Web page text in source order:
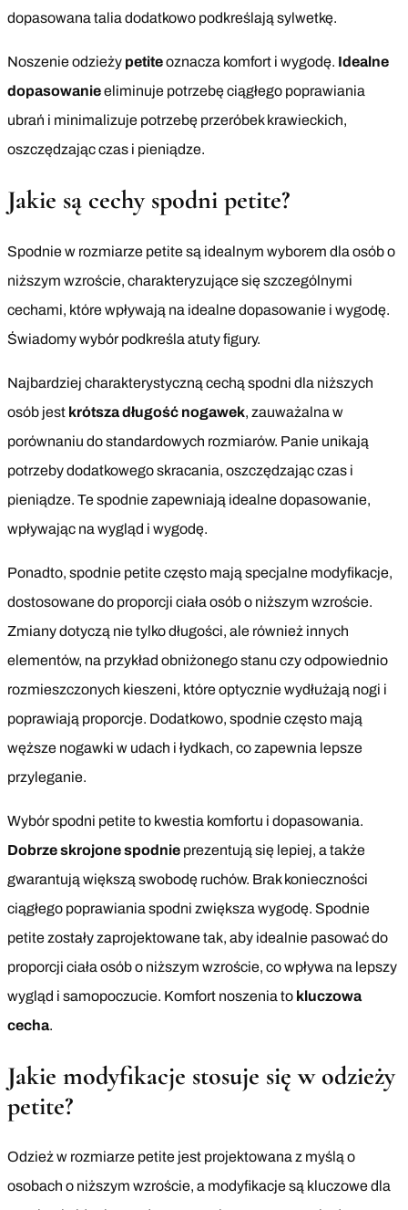
dopasowana talia dodatkowo podkreślają sylwetkę.
Noszenie odzieży petiteoznacza komfort i wygodę. Idealne
dopasowanieeliminuje potrzebę ciągłego poprawiania
ubrań i minimalizuje potrzebę przeróbek krawieckich,
oszczędzając czas i pieniądze.
Jakie są cechy spodni petite?
Spodnie w rozmiarze petite są idealnym wyborem dla osób o
niższym wzroście, charakteryzujące się szczególnymi
cechami, które wpływają na idealne dopasowanie i wygodę.
Świadomy wybór podkreśla atuty figury.
Najbardziej charakterystyczną cechą spodni dla niższych
osób jest krótsza długość nogawek, zauważalna w
porównaniu do standardowych rozmiarów. Panie unikają
potrzeby dodatkowego skracania, oszczędzając czas i
pieniądze. Te spodnie zapewniają idealne dopasowanie,
wpływając na wygląd i wygodę.
Ponadto, spodnie petite często mają specjalne modyfikacje,
dostosowane do proporcji ciała osób o niższym wzroście.
Zmiany dotyczą nie tylko długości, ale również innych
elementów, na przykład obniżonego stanu czy odpowiednio
rozmieszczonych kieszeni, które optycznie wydłużają nogi i
poprawiają proporcje. Dodatkowo, spodnie często mają
węższe nogawki w udach i łydkach, co zapewnia lepsze
przyleganie.
Wybór spodni petite to kwestia komfortu i dopasowania.
Dobrze skrojone spodnie prezentują się lepiej, a także
gwarantują większą swobodę ruchów. Brak konieczności
ciągłego poprawiania spodni zwiększa wygodę. Spodnie
petite zostały zaprojektowane tak, aby idealnie pasować do
proporcji ciała osób o niższym wzroście, co wpływa na lepszy
wygląd i samopoczucie. Komfort noszenia to kluczowa
cecha.
Jakie modyfikacje stosuje się w odzieży
petite?
Odzież w rozmiarze petite jest projektowana z myślą o
osobach o niższym wzroście, a modyfikacje są kluczowe dla